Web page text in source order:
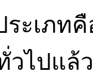
ะเภท
ไปแล้